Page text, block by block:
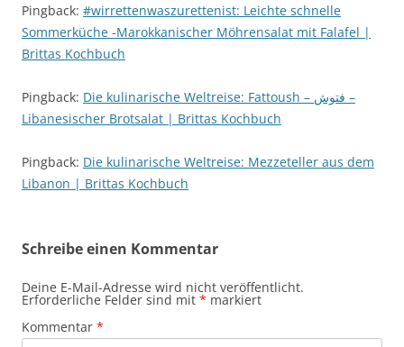
Pingback: #wirrettenwaszurettenist: Leichte schnelle
Sommerküche -Marokkanischer Möhrensalat mit Falafel |
Brittas Kochbuch
Pingback: Die kulinarische Weltreise: Fattoush – فتوش –
Libanesischer Brotsalat | Brittas Kochbuch
Pingback: Die kulinarische Weltreise: Mezzeteller aus dem
Libanon | Brittas Kochbuch
Schreibe einen Kommentar
Deine E-Mail-Adresse wird nicht veröffentlicht.
Erforderliche Felder sind mit * markiert
Kommentar *